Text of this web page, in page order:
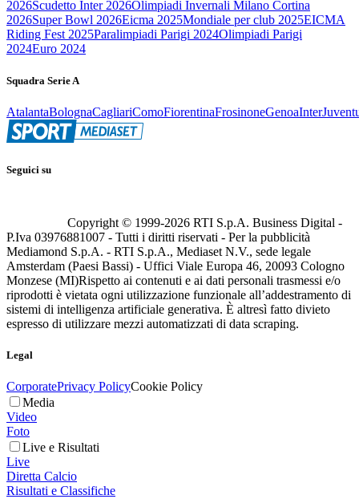
2026Scudetto Inter 2026Olimpiadi Invernali Milano Cortina
2026Super Bowl 2026Eicma 2025Mondiale per club 2025EICMA
Riding Fest 2025Paralimpiadi Parigi 2024Olimpiadi Parigi
2024Euro 2024
Squadra Serie A
AtalantaBolognaCagliariComoFiorentinaFrosinoneGenoaInter
Seguici su
Copyright © 1999-2026 RTI S.p.A. Business Digital -
P.Iva 03976881007 - Tutti i diritti riservati - Per la pubblicità
Mediamond S.p.A. - RTI S.p.A., Mediaset N.V., sede legale
Amsterdam (Paesi Bassi) - Uffici Viale Europa 46, 20093 Cologno
Monzese (MI)Rispetto ai contenuti e ai dati personali trasmessi e/o
riprodotti è vietata ogni utilizzazione funzionale all’addestramento di
sistemi di intelligenza artificiale generativa. È altresì fatto divieto
espresso di utilizzare mezzi automatizzati di data scraping.
Legal
CorporatePrivacy PolicyCookie Policy
Media
Video
Foto
Live e Risultati
Live
Diretta Calcio
Risultati e Classifiche